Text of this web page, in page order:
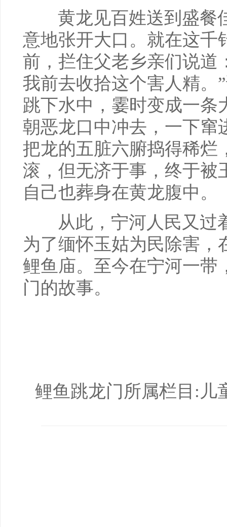
黄龙见百姓送到盛餐
意地张开大口。就在这千
前，拦住父老乡亲们说道
我前去收拾这个害人精。
跳下水中，霎时变成一条
朝恶龙口中冲去，一下窜
把龙的五脏六腑捣得稀烂
滚，但无济于事，终于被
自己也葬身在黄龙腹中。
从此，宁河人民又过
为了缅怀玉姑为民除害，
鲤鱼庙。至今在宁河一带
门的故事。
鲤鱼跳龙门所属栏目:儿